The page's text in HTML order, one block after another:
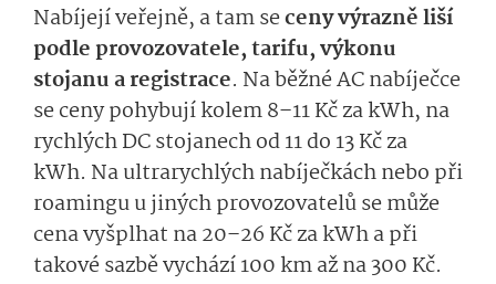
Nabíjejí veřejně, a tam seceny výrazně liší
podle provozovatele, tarifu, výkonu
stojanu a registrace. Na běžné AC nabíječce
se ceny pohybují kolem 8–11 Kč za kWh, na
rychlých DC stojanech od 11 do 13 Kč za
kWh. Na ultrarychlých nabíječkách nebo při
roamingu u jiných provozovatelů se může
cena vyšplhat na 20–26 Kč za kWh a při
takové sazbě vychází 100 km až na 300 Kč.